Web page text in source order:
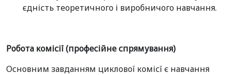
єдність теоретичного і виробничого навчання.
Робота комісії (професійне спрямування)
Основним завданням циклової комісї є навчання